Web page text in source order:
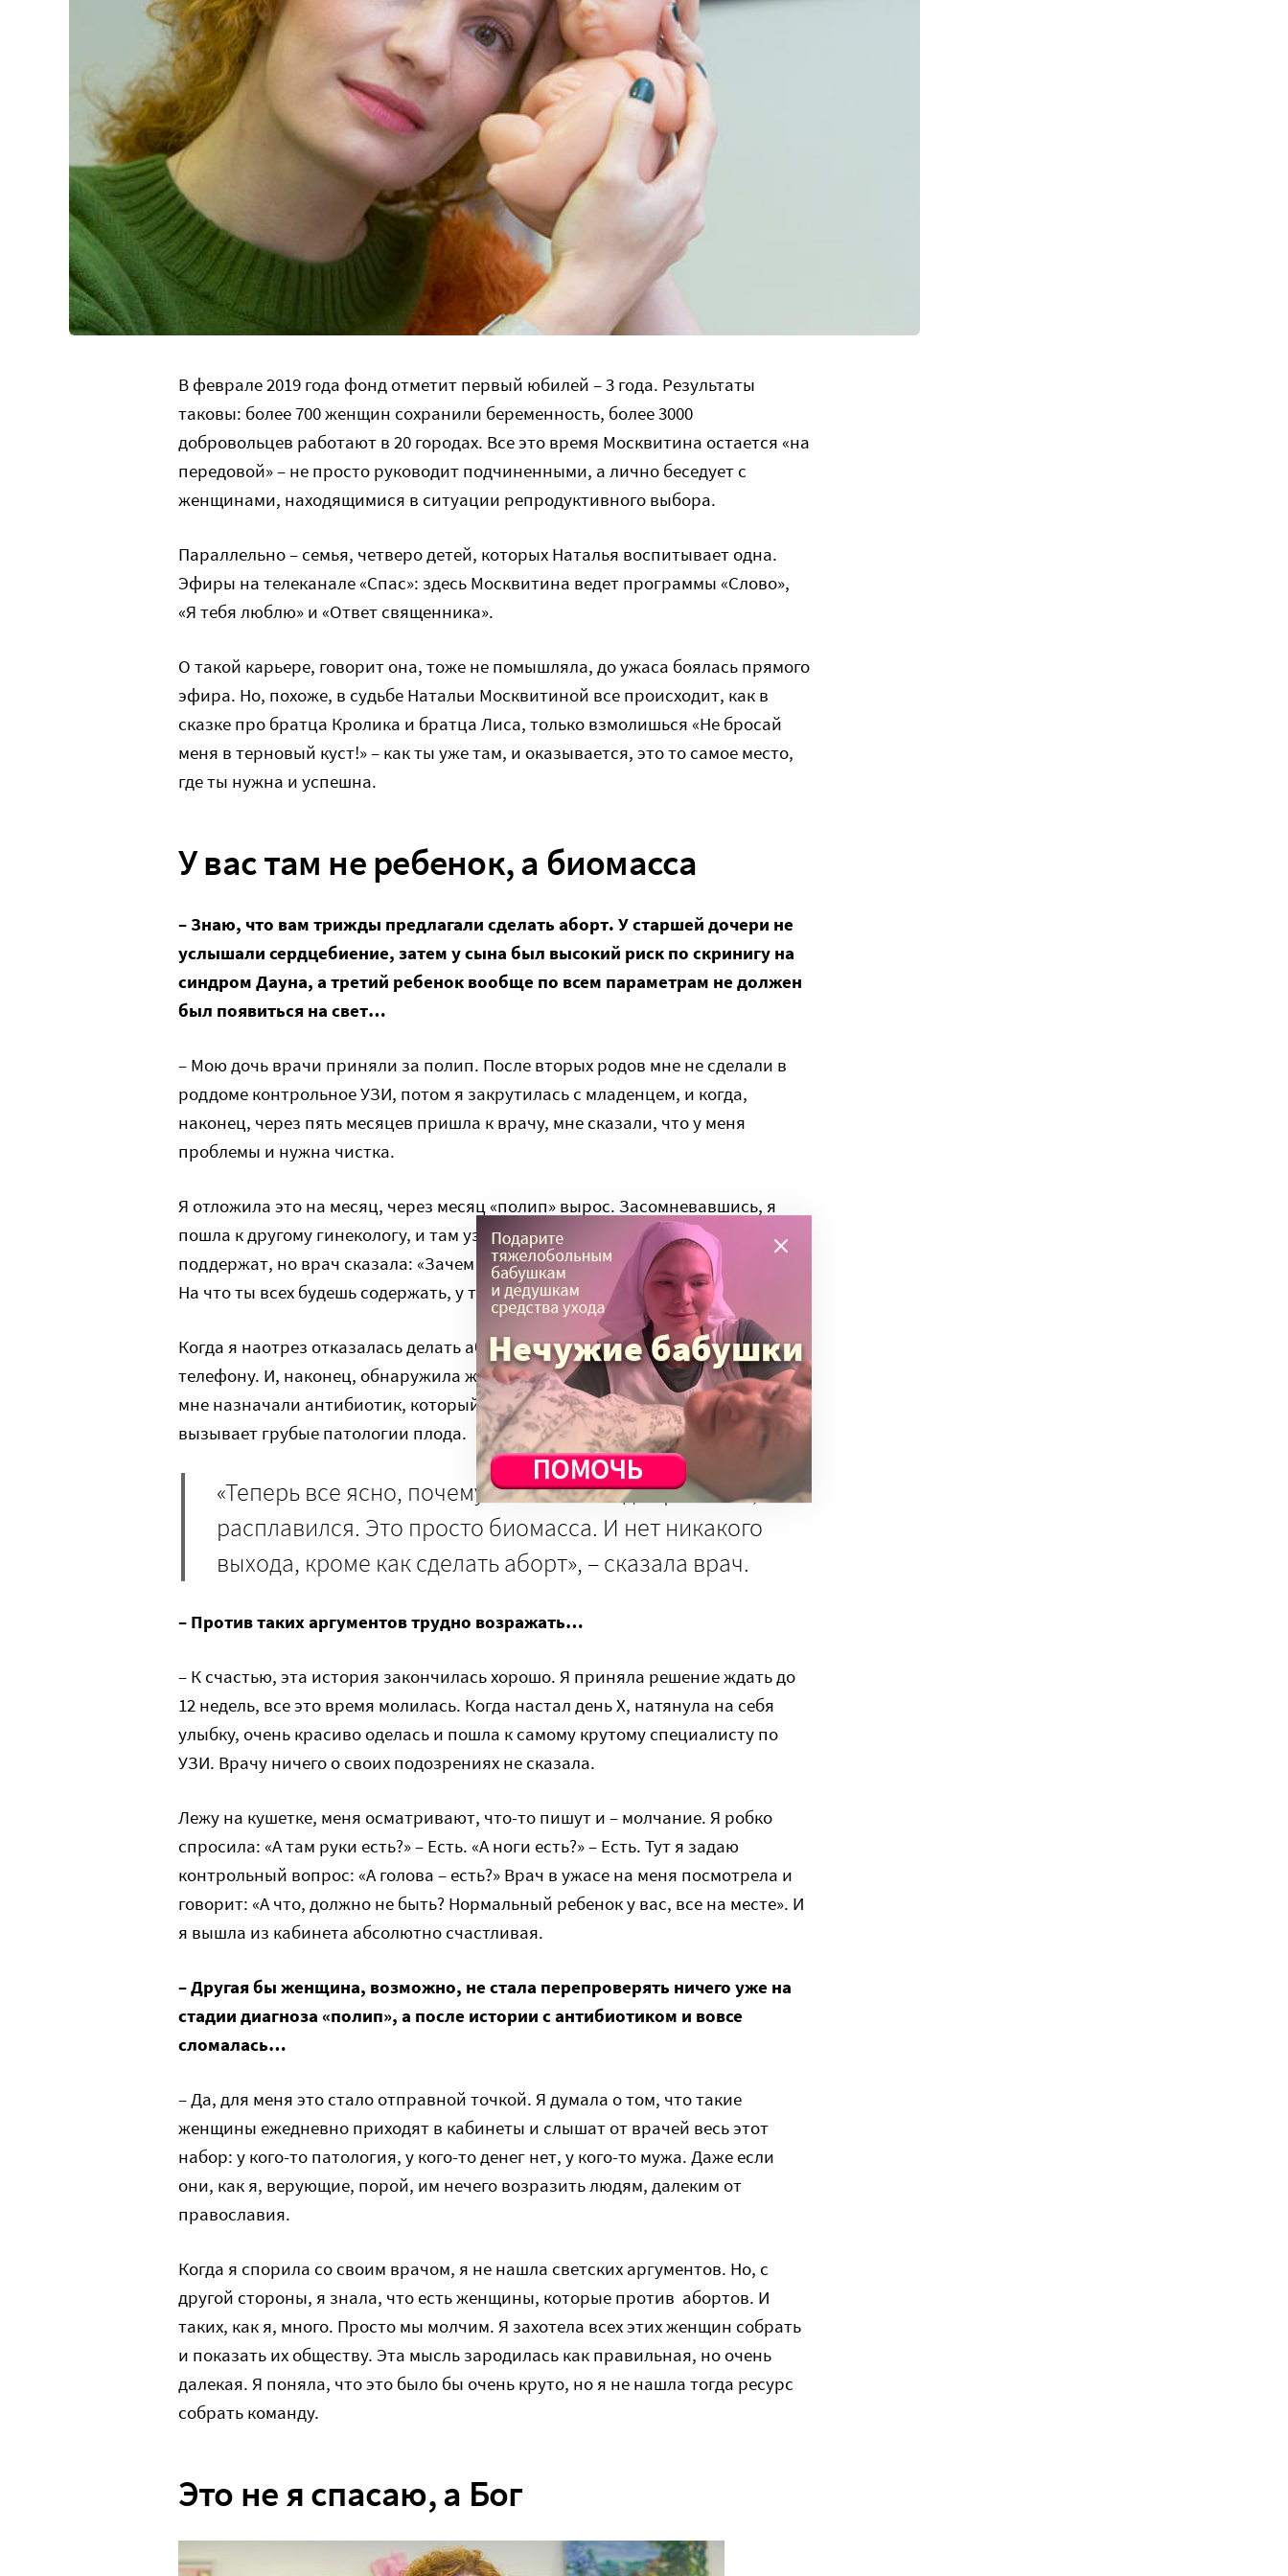
В феврале 2019 года фонд отметит первый юбилей – 3 года. Результаты
таковы: более 700 женщин сохранили беременность, более 3000
добровольцев работают в 20 городах. Все это время Москвитина остается «на
передовой» – не просто руководит подчиненными, а лично беседует с
женщинами, находящимися в ситуации репродуктивного выбора.
Параллельно – семья, четверо детей, которых Наталья воспитывает одна.
Эфиры на телеканале «Спас»: здесь Москвитина ведет программы «Слово»,
«Я тебя люблю» и «Ответ священника».
О такой карьере, говорит она, тоже не помышляла, до ужаса боялась прямого
эфира. Но, похоже, в судьбе Натальи Москвитиной все происходит, как в
сказке про братца Кролика и братца Лиса, только взмолишься «Не бросай
меня в терновый куст!» – как ты уже там, и оказывается, это то самое место,
где ты нужна и успешна.
У вас там не ребенок, а биомасса
– Знаю, что вам трижды предлагали сделать аборт. У старшей дочери не
услышали сердцебиение, затем у сына был высокий риск по скринигу на
синдром Дауна, а третий ребенок вообще по всем параметрам не должен
был появиться на свет…
– Мою дочь врачи приняли за полип. После вторых родов мне не сделали в
роддоме контрольное УЗИ, потом я закрутилась с младенцем, и когда,
наконец, через пять месяцев пришла к врачу, мне сказали, что у меня
проблемы и нужна чистка.
Я отложила это на месяц, через месяц «полип» вырос. Засомневавшись, я
пошла к другому гинекологу, и там узнала, что беременна. Думала, меня
поддержат, но врач сказала: «Зачем тебе рожать? 25 лет, уже есть двое детей.
На что ты всех будешь содержать, у тебя что – муж олигарх?»
Когда я наотрез отказалась делать аборт, она продолжила прессинг по
телефону. И, наконец, обнаружила железобетонный аргумент. После родов
мне назначали антибиотик, который не совместим с беременностью, он
вызывает грубые патологии плода.
«Теперь все ясно, почему на УЗИ не видят ребенка, он
расплавился. Это просто биомасса. И нет никакого
выхода, кроме как сделать аборт», – сказала врач.
– Против таких аргументов трудно возражать…
– К счастью, эта история закончилась хорошо. Я приняла решение ждать до
12 недель, все это время молилась. Когда настал день Х, натянула на себя
улыбку, очень красиво оделась и пошла к самому крутому специалисту по
УЗИ. Врачу ничего о своих подозрениях не сказала.
Лежу на кушетке, меня осматривают, что-то пишут и – молчание. Я робко
спросила: «А там руки есть?» – Есть. «А ноги есть?» – Есть. Тут я задаю
контрольный вопрос: «А голова – есть?» Врач в ужасе на меня посмотрела и
говорит: «А что, должно не быть? Нормальный ребенок у вас, все на месте». И
я вышла из кабинета абсолютно счастливая.
– Другая бы женщина, возможно, не стала перепроверять ничего уже на
стадии диагноза «полип», а после истории с антибиотиком и вовсе
сломалась…
– Да, для меня это стало отправной точкой. Я думала о том, что такие
женщины ежедневно приходят в кабинеты и слышат от врачей весь этот
набор: у кого-то патология, у кого-то денег нет, у кого-то мужа. Даже если
они, как я, верующие, порой, им нечего возразить людям, далеким от
православия.
Когда я спорила со своим врачом, я не нашла светских аргументов. Но, с
другой стороны, я знала, что есть женщины, которые против абортов. И
таких, как я, много. Просто мы молчим. Я захотела всех этих женщин собрать
и показать их обществу. Эта мысль зародилась как правильная, но очень
далекая. Я поняла, что это было бы очень круто, но я не нашла тогда ресурс
собрать команду.
Это не я спасаю, а Бог